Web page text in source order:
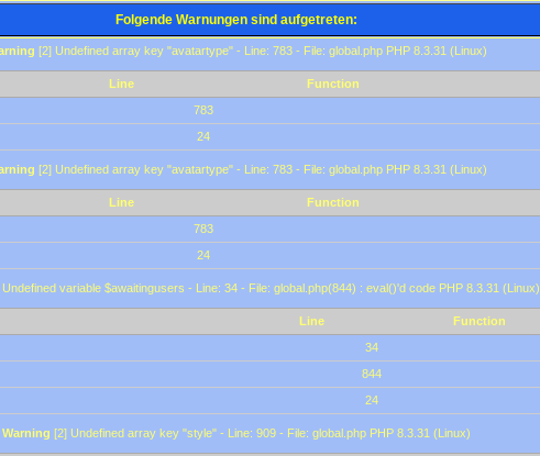
Folgende Warnungen sind aufgetreten:
[2] Undefined array key "avatartype" - Line: 783 - File: global.php PHP 8.3.31 (Linux)
Line
Function
783
24
[2] Undefined array key "avatartype" - Line: 783 - File: global.php PHP 8.3.31 (Linux)
Line
Function
783
24
Undefined variable $awaitingusers - Line: 34 - File: global.php(844) : eval()'d code PHP 8.3.31 (Linux)
Line
Function
34
844
24
Warning [2] Undefined array key "style" - Line: 909 - File: global.php PHP 8.3.31 (Linux)